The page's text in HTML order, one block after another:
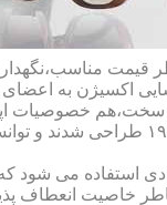
قیمت
اکسیژن به اعضای
خصوصیات
راحت تر هستند.در حقیقت این لنزها که از پلیمرهای نفوذپذیر
استفاده می شود
خاصیت انعطاف